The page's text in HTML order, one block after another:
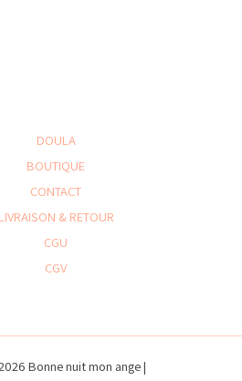
DOULA
BOUTIQUE
CONTACT
LIVRAISON & RETOUR
CGU
CGV
Bonne nuit mon ange |